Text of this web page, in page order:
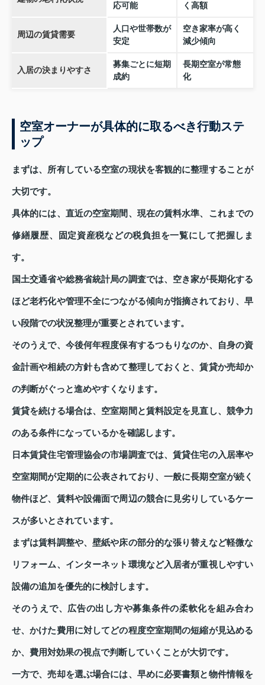
応可能 く高額
周辺の賃貸需要
人口や世帯数が
安定
空き家率が高く
減少傾向
入居の決まりやすさ
募集ごとに短期
成約
長期空室が常態
化
空室オーナーが具体的に取るべき行動ステ
ップ
まずは、所有している空室の現状を客観的に整理することが
大切です。
具体的には、直近の空室期間、現在の賃料水準、これまでの
修繕履歴、固定資産税などの税負担を一覧にして把握しま
す。
国土交通省や総務省統計局の調査では、空き家が長期化する
ほど老朽化や管理不全につながる傾向が指摘されており、早
い段階での状況整理が重要とされています。
そのうえで、今後何年程度保有するつもりなのか、自身の資
金計画や相続の方針も含めて整理しておくと、賃貸か売却か
の判断がぐっと進めやすくなります。
賃貸を続ける場合は、空室期間と賃料設定を見直し、競争力
のある条件になっているかを確認します。
日本賃貸住宅管理協会の市場調査では、賃貸住宅の入居率や
空室期間が定期的に公表されており、一般に長期空室が続く
物件ほど、賃料や設備面で周辺の競合に見劣りしているケー
スが多いとされています。
まずは賃料調整や、壁紙や床の部分的な張り替えなど軽微な
リフォーム、インターネット環境など入居者が重視しやすい
設備の追加を優先的に検討します。
そのうえで、広告の出し方や募集条件の柔軟化を組み合わ
せ、かけた費用に対してどの程度空室期間の短縮が見込める
か、費用対効果の視点で判断していくことが大切です。
一方で、売却を選ぶ場合には、早めに必要書類と物件情報を